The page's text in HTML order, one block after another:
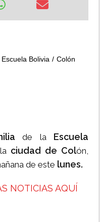
Escuela Bolivia
Colón
de la Escuela
ciudad de Colón,
de este lunes.
NOTICIAS AQUÍ